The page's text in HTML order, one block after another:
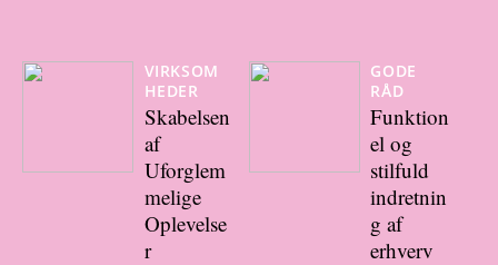
VIRKSOM
HEDER
Skabelsen
af
Uforglem
melige
Oplevelse
r
GODE
RÅD
Funktion
el og
stilfuld
indretnin
g af
erhverv